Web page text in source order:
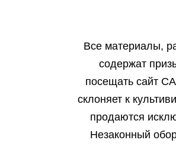
Напиши
★
★ ★
★ ★
★ ★
★ ★
Все материалы,
содержат
посещать сайт
склоняет к
продаются
Незаконный